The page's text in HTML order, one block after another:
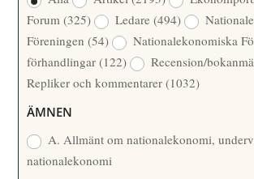
/
Å
R
A
T
T
A
R
Forum(325) Ledare(494)
Föreningen(54)
Nationalekonomiska
förhandlingar(122) Recension/
Repliker och kommentarer(1032)
ÄMNEN
A. Allmänt om nationalekonomi,
nationalekonomi